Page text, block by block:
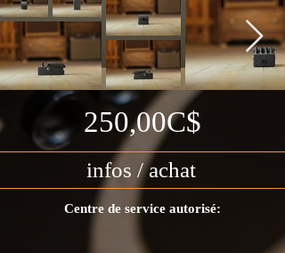
250,00C$
infos / achat
Centre de service autorisé: